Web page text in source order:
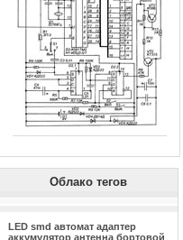
Облако тегов
LED smd автомат адаптер
аккумулятор антенна бортовой